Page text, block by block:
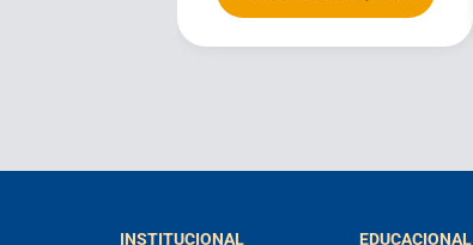
INSTITUCIONAL EDUCACIONAL